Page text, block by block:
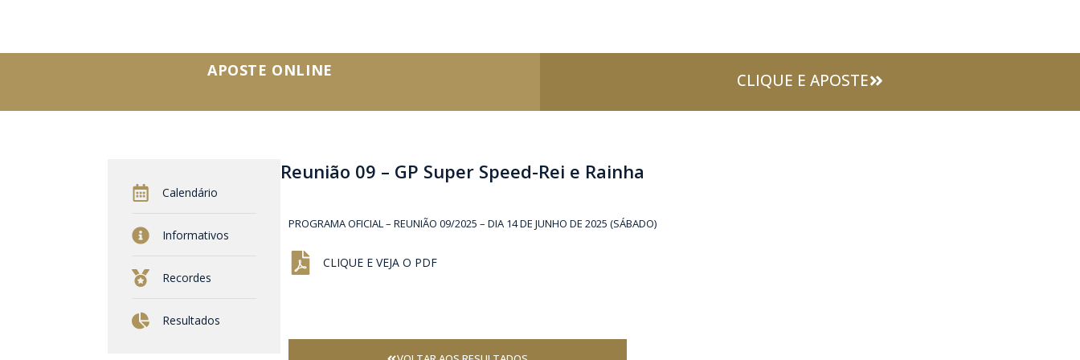
APOSTE ONLINE CLIQUE E APOSTE
Calendário
Informativos
Recordes
Resultados
Reunião 09 – GP Super Speed-Rei e Rainha
PROGRAMA OFICIAL – REUNIÃO 09/2025 – DIA 14 DE JUNHO DE 2025 (SÁBADO)
CLIQUE E VEJA O PDF